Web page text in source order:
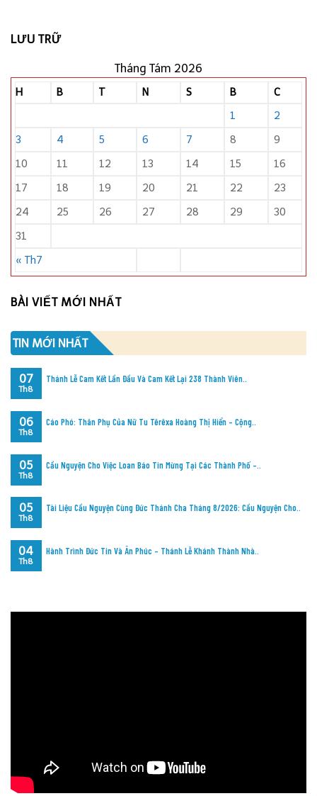
LƯU TRỮ
Tháng Tám 2026
H B T N S B C
« Th7
1
2
3
4 5 6 7 8
9
10
11 12 13 14 15
16
17
18 19 20 21 22
23
24
25 26 27 28 29
30
31
BÀI VIẾT MỚI NHẤT
TIN MỚI NHẤT
Thánh Lễ Cam Kết Lần Đầu Và Cam Kết Lại 238 Thành Viên..
07
Th8
Cáo Phó: Thân Phụ Của Nữ Tu Têrêxa Hoàng Thị Hiển – Cộng..
06
Th8
Cầu Nguyện Cho Việc Loan Báo Tin Mừng Tại Các Thành Phố –..
05
Th8
Tài Liệu Cầu Nguyện Cùng Đức Thánh Cha Tháng 8/2026: Cầu Nguyện Cho..
05
Th8
Hành Trình Đức Tin Và Ân Phúc – Thánh Lễ Khánh Thành Nhà..
04
Th8